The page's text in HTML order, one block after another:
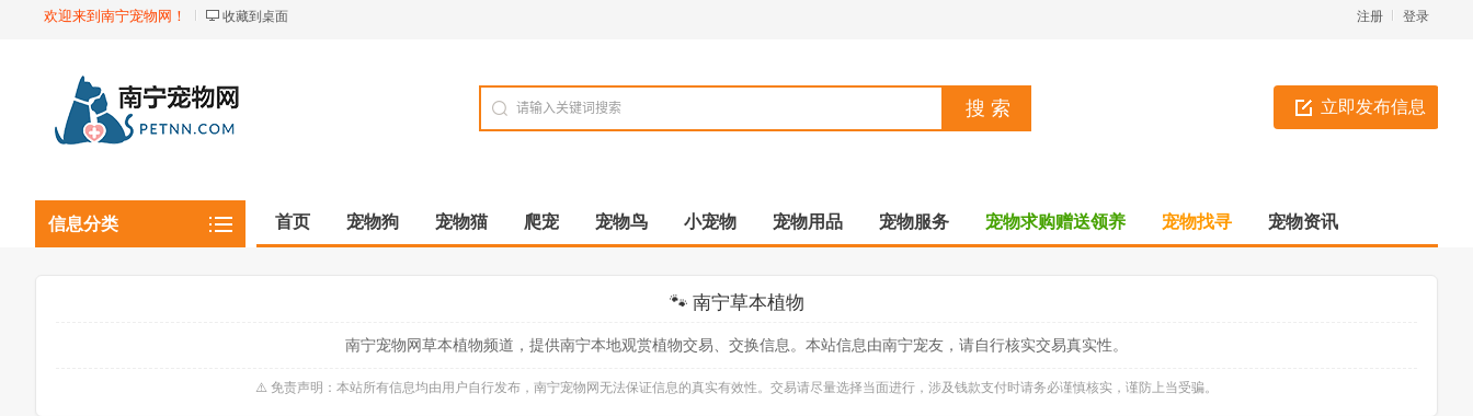
欢迎来到南宁宠物网！ 收藏到桌面 登录
注册
立即发布信息
信息分类 首页 宠物狗 宠物猫 爬宠 宠物鸟 小宠物 宠物用品 宠物服务 宠物求购赠送领养 宠物找寻 宠物资讯
🐾 南宁草本植物
南宁宠物网草本植物频道，提供南宁本地观赏植物交易、交换信息。本站信息由南宁宠友，请自行核实交易真实性。
⚠️ 免责声明：本站所有信息均由用户自行发布，南宁宠物网无法保证信息的真实有效性。交易请尽量选择当面进行，涉及钱款支付时请务必谨慎核实，谨防上当受骗。